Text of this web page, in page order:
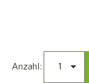
Anzahl: